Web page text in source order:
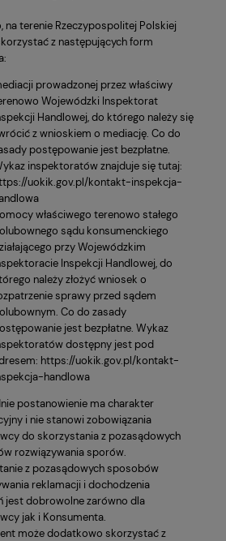
na terenie Rzeczypospolitej Polskiej
z następujących form
prowadzonej przez właściwy
Wojewódzki Inspektorat
Handlowej, do którego należy się
z wnioskiem o mediację. Co do
postępowanie jest bezpłatne.
inspektoratów znajduje się tutaj:
uokik.gov.pl/kontakt-inspekcja-
właściwego terenowo stałego
sądu konsumenckiego
przy Wojewódzkim
Inspekcji Handlowej, do
należy złożyć wniosek o
sprawy przed sądem
Co do zasady
jest bezpłatne. Wykaz
dostępny jest pod
https://uokik.gov.pl/kontakt-
handlowa
postanowienie ma charakter
i nie stanowi zobowiązania
do skorzystania z pozasądowych
rozwiązywania sporów.
z pozasądowych sposobów
reklamacji i dochodzenia
jest dobrowolne zarówno dla
jak i Konsumenta.
może dodatkowo skorzystać z